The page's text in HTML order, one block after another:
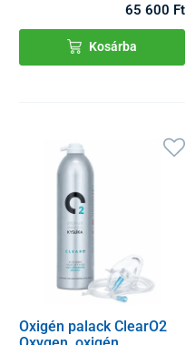
65 600 Ft
Kosárba
Oxigén palack ClearO2